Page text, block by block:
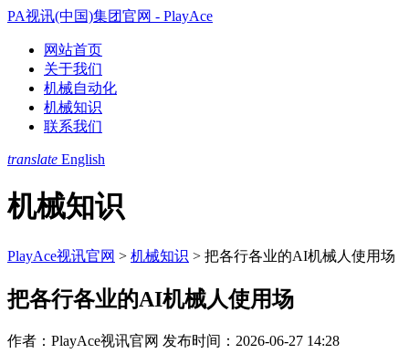
PA视讯(中国)集团官网 - PlayAce
网站首页
关于我们
机械自动化
机械知识
联系我们
translate English
机械知识
PlayAce视讯官网 > 机械知识 > 把各行各业的AI机械人使用场
把各行各业的AI机械人使用场
作者：PlayAce视讯官网 发布时间：2026-06-27 14:28